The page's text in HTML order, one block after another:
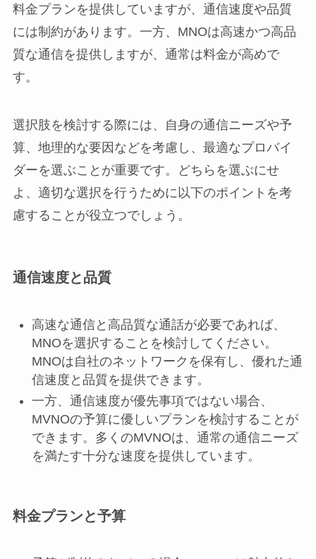
料金プランを提供していますが、通信速度や品質
には制約があります。一方、MNOは高速かつ高品
質な通信を提供しますが、通常は料金が高めで
す。
選択肢を検討する際には、自身の通信ニーズや予
算、地理的な要因などを考慮し、最適なプロバイ
ダーを選ぶことが重要です。どちらを選ぶにせ
よ、適切な選択を行うために以下のポイントを考
慮することが役立つでしょう。
通信速度と品質
高速な通信と高品質な通話が必要であれば、
MNOを選択することを検討してください。
MNOは自社のネットワークを保有し、優れた通
信速度と品質を提供できます。
一方、通信速度が優先事項ではない場合、
MVNOの予算に優しいプランを検討することが
できます。多くのMVNOは、通常の通信ニーズ
を満たす十分な速度を提供しています。
料金プランと予算